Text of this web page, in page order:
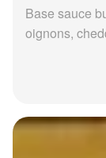
Base sauce
oignons,